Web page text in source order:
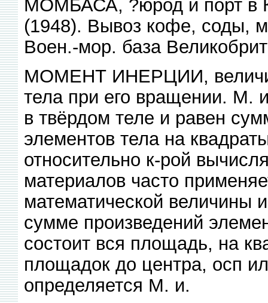
МОМБАСА, ?юрод и порт в
(1948). Вывоз кофе, соды,
Воен.-мор. база
МОМЕНТ ИНЕРЦИИ,
тела при его вращении. М.
в твёрдом теле и равен
элементов тела на
относительно к-рой
материалов часто
математической величины
сумме произведений
состоит вся площадь, на
площадок до центра, осп
определяется М. и.